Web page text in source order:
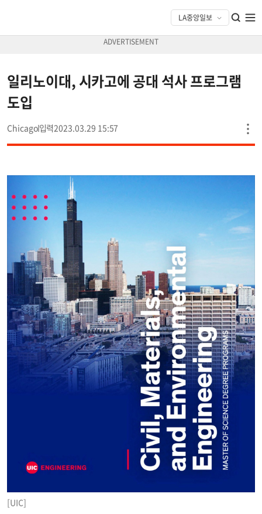
일리노이대, 시카고에 공대 석사 프로그램
도입
Chicago 2023.03.29 15:57
[UIC]